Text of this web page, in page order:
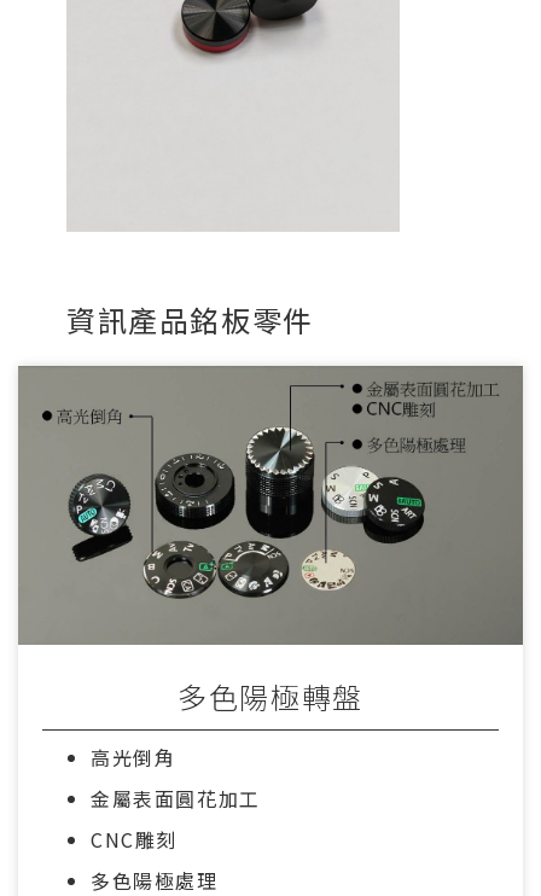
資訊產品銘板零件
多色陽極轉盤
高光倒角
金屬表面圓花加工
CNC雕刻
多色陽極處理